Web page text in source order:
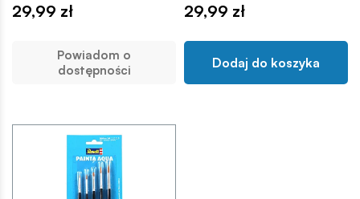
29,99 zł
Powiadom o
dostępności
29,99 zł
Dodaj do koszyka